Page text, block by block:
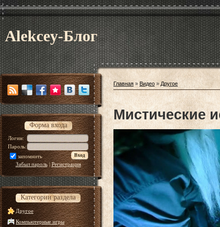
Alekcey-Блог
Форма входа
Логин:
Пароль:
запомнить
Забыл пароль|Регистрация
Категории раздела
Другое
Компьютерные игры
Главная » Видео » Другое
Мистические